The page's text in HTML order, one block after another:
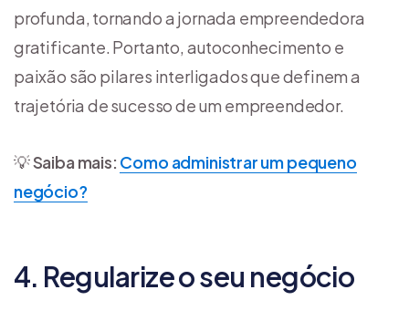
profunda, tornando a jornada empreendedora
gratificante. Portanto, autoconhecimento e
paixão são pilares interligados que definem a
trajetória de sucesso de um empreendedor.
💡Saiba mais: Como administrar um pequeno
negócio?
4. Regularize o seu negócio